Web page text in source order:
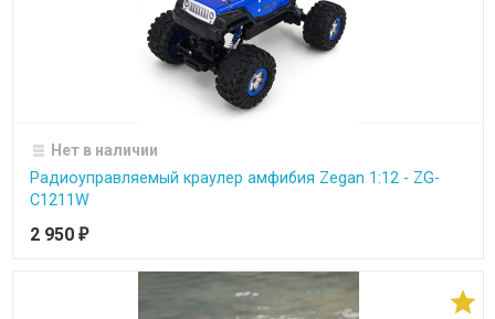
Нет в наличии
Радиоуправляемый краулер амфибия Zegan 1:12 - ZG-
C1211W
2 950 ₽
